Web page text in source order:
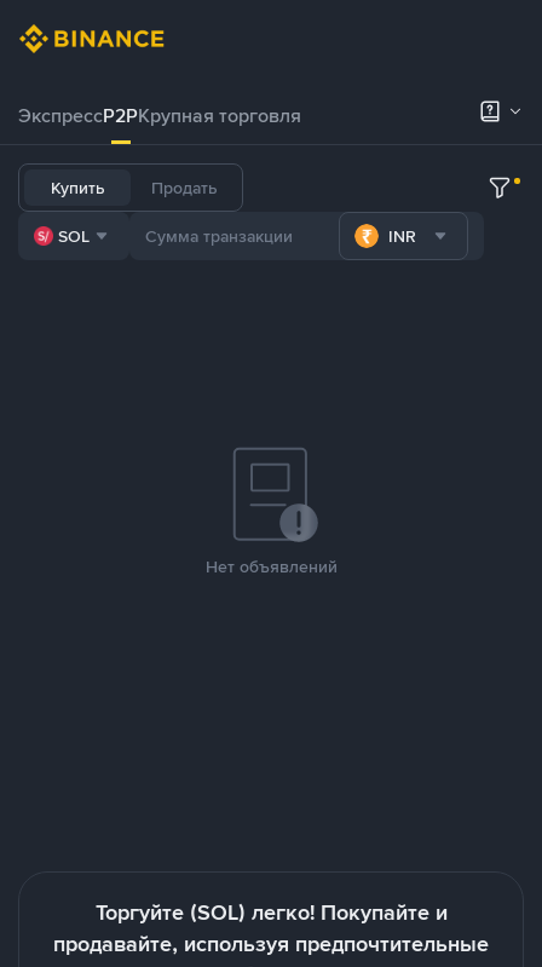
ЭкспрессP2PКрупная торговля
Купить Продать
SOL INR
Нет объявлений
Торгуйте (SOL) легко! Покупайте и
продавайте, используя предпочтительные